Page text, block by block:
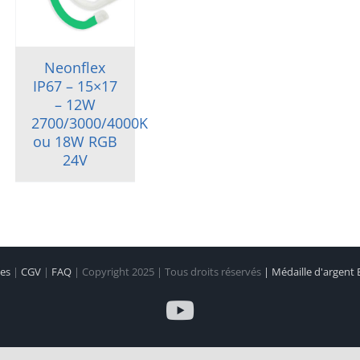
Neonflex
IP67 – 15×17
– 12W
2700/3000/4000K
ou 18W RGB
24V
| CGV | FAQ | Copyright 2025 | Tous droits réservés | Médaille d'argent